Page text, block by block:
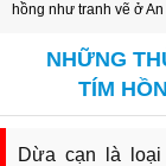
hồng như tranh vẽ ở
NHỮNG
TÍM
Dừa cạn là